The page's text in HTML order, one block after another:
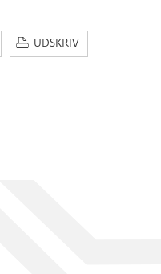
UDSKRIV